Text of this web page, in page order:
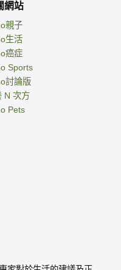
網站
親子
生活
癌症
Sports
討論版
N 次方
Pets